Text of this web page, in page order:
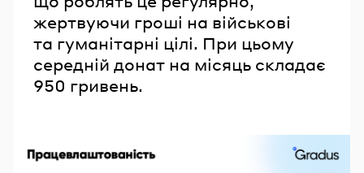
жертвуючи гроші на військові
та гуманітарні цілі. При цьому
середній донат на місяць складає
950 гривень.